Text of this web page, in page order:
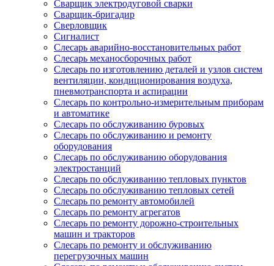
Сварщик электродуговой сварки
Сварщик-бригадир
Сверловщик
Сигналист
Слесарь аварийно-восстановительных работ
Слесарь механосборочных работ
Слесарь по изготовлению деталей и узлов систем
вентиляции, кондиционирования воздуха,
пневмотранспорта и аспирации
Слесарь по контрольно-измерительным приборам
и автоматике
Слесарь по обслуживанию буровых
Слесарь по обслуживанию и ремонту
оборудования
Слесарь по обслуживанию оборудования
электростанций
Слесарь по обслуживанию тепловых пунктов
Слесарь по обслуживанию тепловых сетей
Слесарь по ремонту автомобилей
Слесарь по ремонту агрегатов
Слесарь по ремонту дорожно-строительных
машин и тракторов
Слесарь по ремонту и обслуживанию
перегрузочных машин